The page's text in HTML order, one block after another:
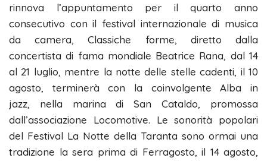
rinnova l’appuntamento per il quarto anno
consecutivo con il festival internazionale di musica
da camera, Classiche forme, diretto dalla
concertista di fama mondiale Beatrice Rana, dal 14
al 21 luglio, mentre la notte delle stelle cadenti, il 10
agosto, terminerà con la coinvolgente Alba in
jazz, nella marina di San Cataldo, promossa
dall’associazione Locomotive. Le sonorità popolari
del Festival La Notte della Taranta sono ormai una
tradizione la sera prima di Ferragosto, il 14 agosto,